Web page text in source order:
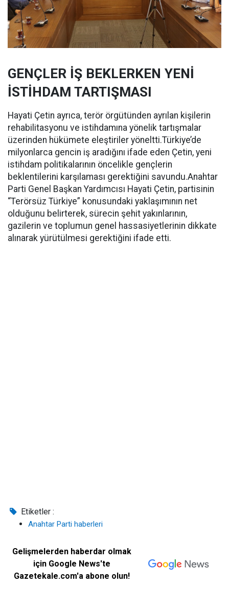
GENÇLER İŞ BEKLERKEN YENİ
İSTİHDAM TARTIŞMASI
Hayati Çetin ayrıca, terör örgütünden ayrılan kişilerin
rehabilitasyonu ve istihdamına yönelik tartışmalar
üzerinden hükümete eleştiriler yöneltti.Türkiye’de
milyonlarca gencin iş aradığını ifade eden Çetin, yeni
istihdam politikalarının öncelikle gençlerin
beklentilerini karşılaması gerektiğini savundu.Anahtar
Parti Genel Başkan Yardımcısı Hayati Çetin, partisinin
“Terörsüz Türkiye” konusundaki yaklaşımının net
olduğunu belirterek, sürecin şehit yakınlarının,
gazilerin ve toplumun genel hassasiyetlerinin dikkate
alınarak yürütülmesi gerektiğini ifade etti.
Etiketler :
Anahtar Parti haberleri
Gelişmelerden haberdar olmak
için Google News'te
Gazetekale.com'a abone olun!